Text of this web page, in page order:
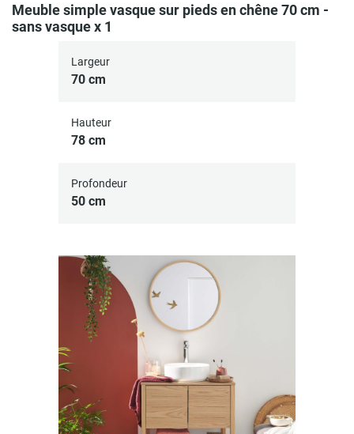
Meuble simple vasque sur pieds en chêne 70 cm -
sans vasque x 1
Largeur
70 cm
Hauteur
78 cm
Profondeur
50 cm